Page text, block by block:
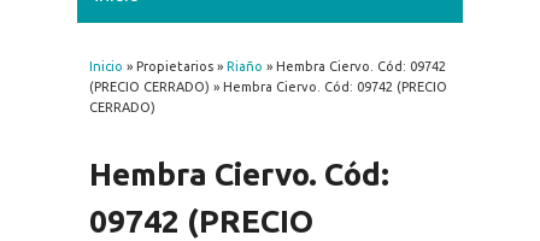
Se encuentra usted aquí
Inicio » Propietarios » Riaño » Hembra Ciervo. Cód: 09742
(PRECIO CERRADO) » Hembra Ciervo. Cód: 09742 (PRECIO
CERRADO)
Hembra Ciervo. Cód:
09742 (PRECIO